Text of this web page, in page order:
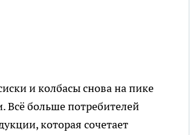
и колбасы снова на пике
Всё больше потребителей
которая сочетает